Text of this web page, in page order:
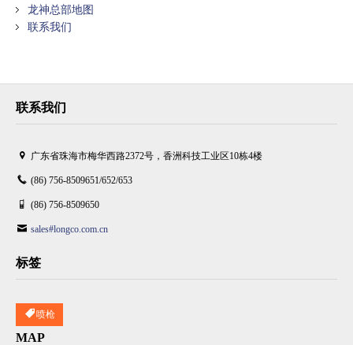
龙神总部地图
联系我们
联系我们
广东省珠海市梅华西路2372号，香洲科技工业区10栋4楼
(86) 756-8509651/652/653
(86) 756-8509650
sales#longco.com.cn
标签
喷枪
MAP